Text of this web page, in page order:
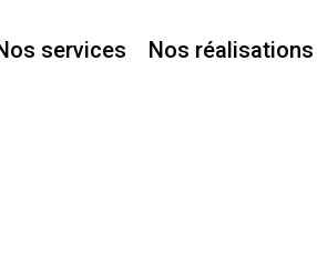
services Nos réalisations